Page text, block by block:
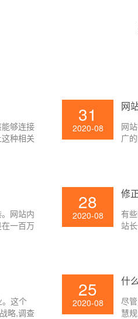
够连接
种相关
31
2020-08
网
网
广
网站内
一百万
28
2020-08
修
有
站
大
。这个
略,调查
25
2020-08
什
尽
慧